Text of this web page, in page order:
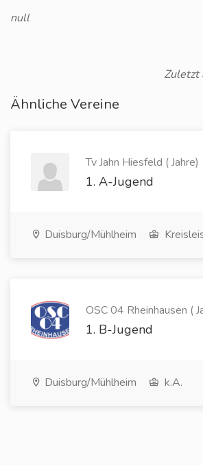
null
Zuletzt
Ähnliche Vereine
Tv Jahn Hiesfeld ( Jahre)
1. A-Jugend
Duisburg/Mühlheim
OSC 04 Rheinhausen (
1. B-Jugend
Duisburg/Mühlheim k.A.